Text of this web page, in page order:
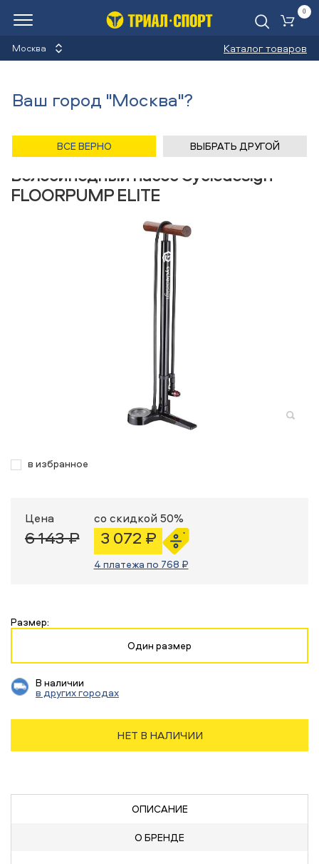
Москва Каталог товаров
0
Велосипедный насос Cycledesign
FLOORPUMP ELITE
в избранное
Цена
6 143 ₽
со скидкой 50%
3 072 ₽
4 платежа по 768 ₽
Размер:
Один размер
В наличии
в других городах
НЕТ В НАЛИЧИИ
ОПИСАНИЕ
О БРЕНДЕ
Ваш город "Москва"?
ВСЕ ВЕРНО ВЫБРАТЬ ДРУГОЙ